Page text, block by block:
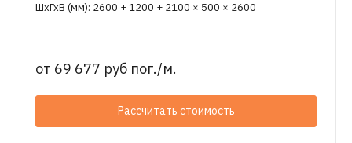
ШхГхВ (мм): 2600 + 1200 + 2100 × 500 × 2600
от 69 677 руб пог./м.
Рассчитать стоимость